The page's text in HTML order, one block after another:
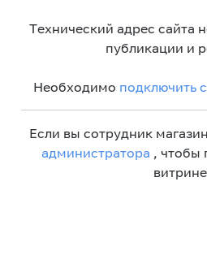
Технический адрес сайта
публикации и
Необходимо подключить
Если вы сотрудник
администратора , чтобы